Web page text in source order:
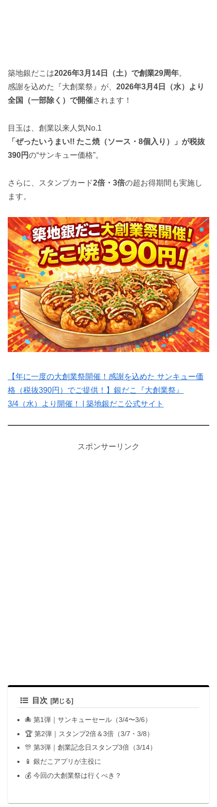
築地銀だこは2026年3月14日（土）で創業29周年。
感謝を込めた『大創業祭』が、 2026年3月4日（水）より
全国（一部除く）で開催されます！
目玉は、創業以来人気No.1
「ぜったいうまい!! たこ焼（ソース・8個入り）」が税抜
390円の“サンキュー価格”。
さらに、スタンプカード2倍・3倍の超お得期間も実施し
ます。
【年に一度の大創業祭開催！感謝を込めた サンキュー価
格（税抜390円）でご提供！】銀だこ『大創業祭』
3/4（水）より開催！ | 築地銀だこ公式サイト
スポンサーリンク
目次
🐙 第1弾｜サンキューセール（3/4〜3/6）
🏆 第2弾｜スタンプ2倍＆3倍（3/7・3/8）
🎊 第3弾｜創業記念日スタンプ3倍（3/14）
📱 銀だこアプリが主役に
💰 今回の大創業祭は行くべき？